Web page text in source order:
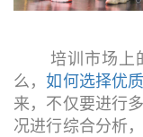
培训市场上的
么，如何选择优
来，不仅要进行
况进行综合分析